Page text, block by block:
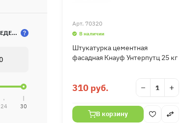
ТЕМПЕРАТУРА ПРОВЕДЕНИЯ РАБОТ
24 30
Арт. 70320
В наличии
Штукатурка цементная
фасадная Кнауф Унтерпутц 25 кг
310 руб. − +
В корзину